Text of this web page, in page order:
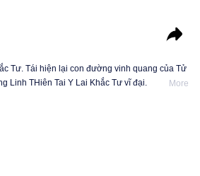
Tư. Tái hiện lại con đường vinh quang của Tử
Linh THiên Tai Y Lai Khắc Tư vĩ đại.
More